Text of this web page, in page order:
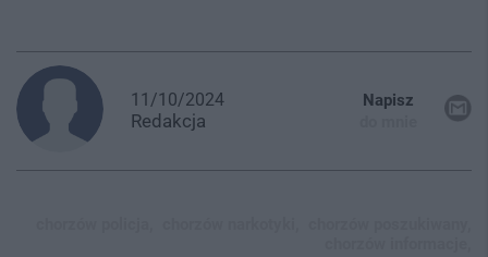
11/10/2024
Redakcja
Napisz